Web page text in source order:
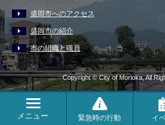
メニュー 緊急時の行動 イ
盛岡市へのアクセス
盛岡市の紹介
市の組織と職員
Copyright © City of Morioka, All